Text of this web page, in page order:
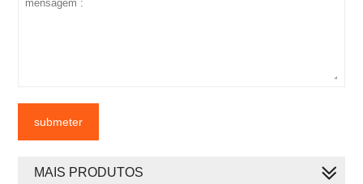
submeter
MAIS PRODUTOS